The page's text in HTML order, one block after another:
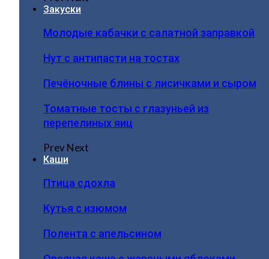
Закуски
Молодые кабачки с салатной заправкой
Нут с антипасти на тостах
Печёночные блины с лисичками и сыром
Томатные тосты с глазуньей из
перепелиных яиц
PrevNext
Каши
Птица сдохла
Кутья с изюмом
Полента с апельсином